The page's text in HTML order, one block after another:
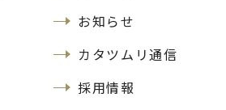
お知らせ
カタツムリ通信
採用情報